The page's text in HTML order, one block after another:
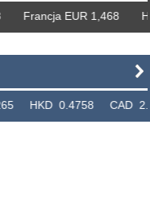
EUR 1,468
0.4758 CAD